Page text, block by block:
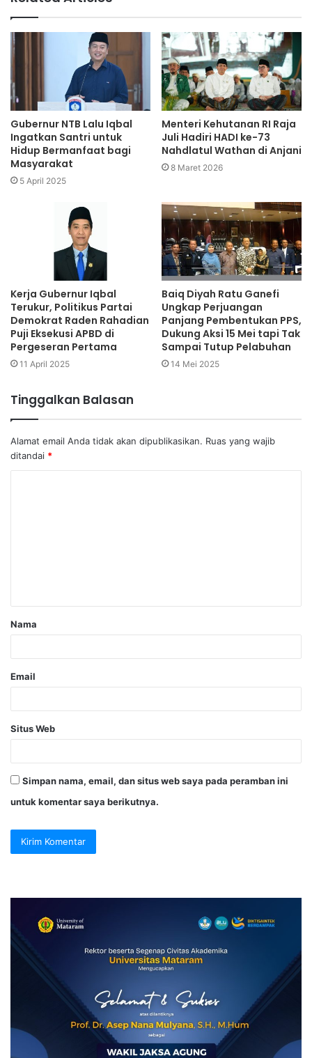
Gubernur NTB Lalu Iqbal
Ingatkan Santri untuk
Hidup Bermanfaat bagi
Masyarakat
5 April 2025
Menteri Kehutanan RI Raja
Juli Hadiri HADI ke-73
Nahdlatul Wathan di Anjani
8 Maret 2026
Kerja Gubernur Iqbal
Terukur, Politikus Partai
Demokrat Raden Rahadian
Puji Eksekusi APBD di
Pergeseran Pertama
11 April 2025
Baiq Diyah Ratu Ganefi
Ungkap Perjuangan
Panjang Pembentukan PPS,
Dukung Aksi 15 Mei tapi Tak
Sampai Tutup Pelabuhan
14 Mei 2025
Tinggalkan Balasan
Alamat email Anda tidak akan dipublikasikan. Ruas yang wajib
ditandai *
Nama
Email
Situs Web
Simpan nama, email, dan situs web saya pada peramban ini
untuk komentar saya berikutnya.